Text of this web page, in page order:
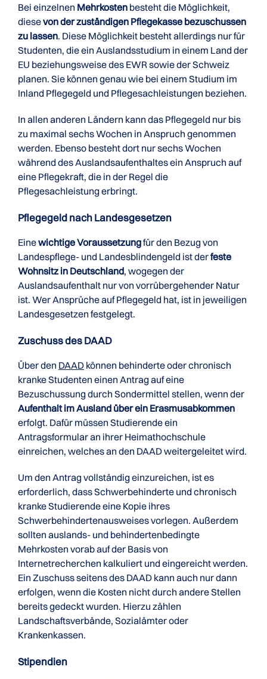
Bei einzelnen Mehrkosten besteht die Möglichkeit,
diesevon der zuständigen Pflegekasse bezuschussen
zu lassen. Diese Möglichkeit besteht allerdings nur für
Studenten, die ein Auslandsstudium in einem Land der
EU beziehungsweise des EWR sowie der Schweiz
planen. Sie können genau wie bei einem Studium im
Inland Pflegegeld und Pflegesachleistungen beziehen.
In allen anderen Ländern kann das Pflegegeld nur bis
zu maximal sechs Wochen in Anspruch genommen
werden. Ebenso besteht dort nur sechs Wochen
während des Auslandsaufenthaltes ein Anspruch auf
eine Pflegekraft, die in der Regel die
Pflegesachleistung erbringt.
Pflegegeld nach Landesgesetzen
Einewichtige Voraussetzungfür den Bezug von
Landespflege- und Landesblindengeld ist derfeste
Wohnsitz in Deutschland, wogegen der
Auslandsaufenthalt nur von vorrübergehender Natur
ist. Wer Ansprüche auf Pflegegeld hat, ist in jeweiligen
Landesgesetzen festgelegt.
Zuschuss des DAAD
Über den DAAD können behinderte oder chronisch
kranke Studenten einen Antrag auf eine
Bezuschussung durch Sondermittel stellen, wenn der
Aufenthalt im Ausland über ein Erasmusabkommen
erfolgt. Dafür müssen Studierende ein
Antragsformular an ihrer Heimathochschule
einreichen, welches an den DAAD weitergeleitet wird.
Um den Antrag vollständig einzureichen, ist es
erforderlich, dass Schwerbehinderte und chronisch
kranke Studierende eine Kopie ihres
Schwerbehindertenausweises vorlegen. Außerdem
sollten auslands- und behindertenbedingte
Mehrkosten vorab auf der Basis von
Internetrecherchen kalkuliert und eingereicht werden.
Ein Zuschuss seitens des DAAD kann auch nur dann
erfolgen, wenn die Kosten nicht durch andere Stellen
bereits gedeckt wurden. Hierzu zählen
Landschaftsverbände, Sozialämter oder
Krankenkassen.
Stipendien